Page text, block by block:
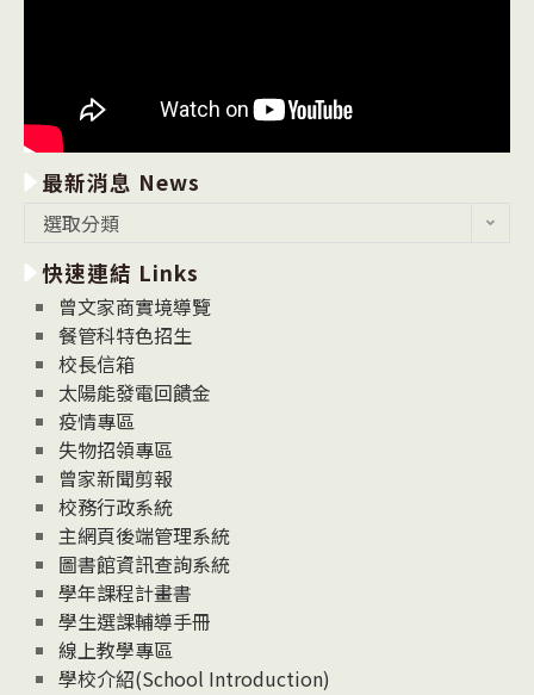
最新消息 News
消
息
News
選取分類
快速連結 Links
曾文家商實境導覽
餐管科特色招生
校長信箱
太陽能發電回饋金
疫情專區
失物招領專區
曾家新聞剪報
校務行政系統
主網頁後端管理系統
圖書館資訊查詢系統
學年課程計畫書
學生選課輔導手冊
線上教學專區
學校介紹(School Introduction)